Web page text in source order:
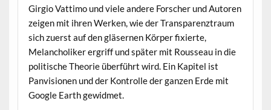
Girgio Vattimo und viele andere Forscher und Autoren
zeigen mit ihren Werken, wie der Transparenztraum
sich zuerst auf den gläsernen Körper fixierte,
Melancholiker ergriff und später mit Rousseau in die
politische Theorie überführt wird. Ein Kapitel ist
Panvisionen und der Kontrolle der ganzen Erde mit
Google Earth gewidmet.